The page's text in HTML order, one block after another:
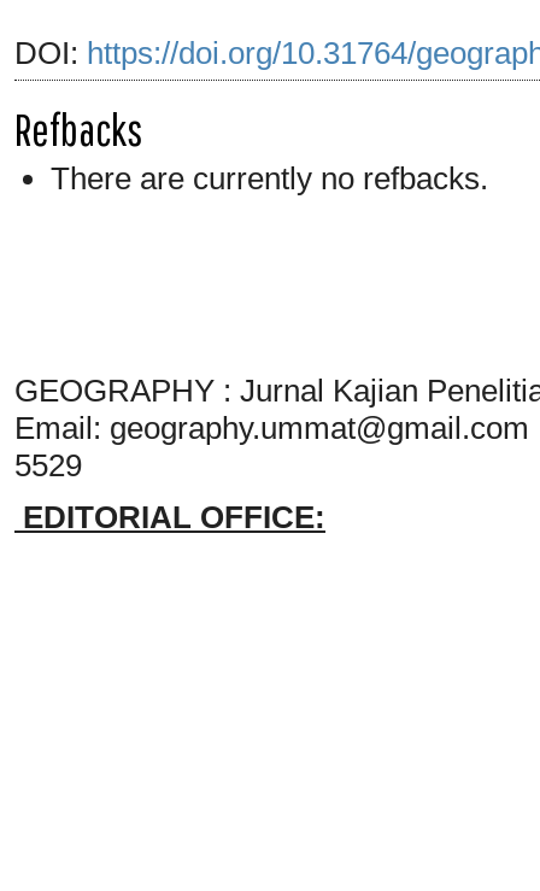
DOI: https://doi.org/10.31764/
Refbacks
There are currently no refbacks.
GEOGRAPHY : Jurnal Kajian
Email: geography.ummat@gmail.com
5529
EDITORIAL OFFICE: